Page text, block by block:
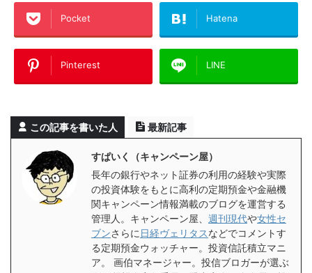
Pocket Hatena
Pinterest LINE
この記事を書いた人 最新記事
すぱいく（キャンペーン屋）
長年の銀行やネット証券の利用の経験や実際
の投資体験をもとに高利の定期預金や金融機
関キャンペーン情報満載のブログを運営する
管理人。キャンペーン屋、 週刊現代や女性セ
ブンさらに 日経ヴェリタスなどでコメントす
る定期預金ウォッチャー。投資信託積立マニ
ア。 画伯マネージャー。投信ブロガーが選ぶ